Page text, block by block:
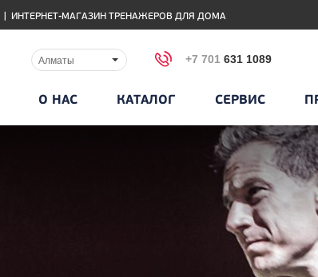
ИНТЕРНЕТ-МАГАЗИН ТРЕНАЖЕРОВ ДЛЯ ДОМА
Алматы +7 701 631 1089
О НАС КАТАЛОГ СЕРВИС